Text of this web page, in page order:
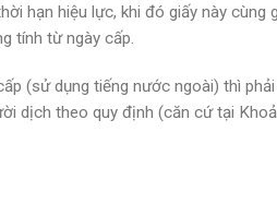
hạn hiệu lực, khi đó giấy này cùng
tính từ ngày cấp.
(sử dụng tiếng nước ngoài) thì
dịch theo quy định (căn cứ tại